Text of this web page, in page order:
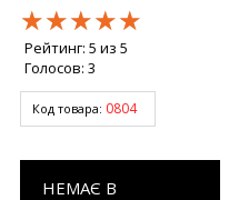
★★★★★
★★★★★
★★★★★
Рейтинг: 5 из 5
Голосов: 3
Код товара: 0804
НЕМАЄ В